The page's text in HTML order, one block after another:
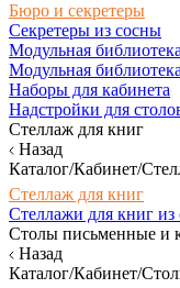
Бюро и секретеры
Секретеры из сосны
Модульная
Модульная
Наборы для кабинета
Надстройки для
Стеллаж для книг
Назад
Каталог/Кабинет/
Стеллаж для книг
Стеллажи для книг из
Столы письменные и
Назад
Каталог/Кабинет/